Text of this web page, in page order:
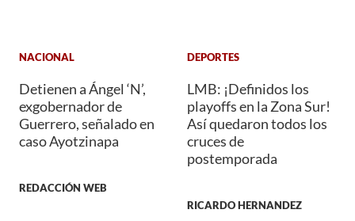
NACIONAL
Detienen a Ángel ‘N’,
exgobernador de
Guerrero, señalado en
caso Ayotzinapa
REDACCIÓN WEB
DEPORTES
LMB: ¡Definidos los
playoffs en la Zona Sur!
Así quedaron todos los
cruces de
postemporada
RICARDO HERNANDEZ